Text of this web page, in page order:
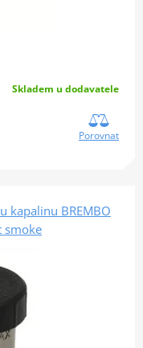
Skladem u dodavatele
Porovnat
kapalinu BREMBO
smoke